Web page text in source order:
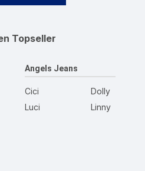
Topseller
Angels Jeans
Cici
Luci
Dolly
Linny